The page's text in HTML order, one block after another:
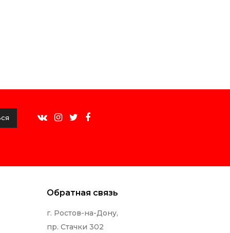
Обратная связь
г. Ростов-на-Дону,
пр. Стачки 302